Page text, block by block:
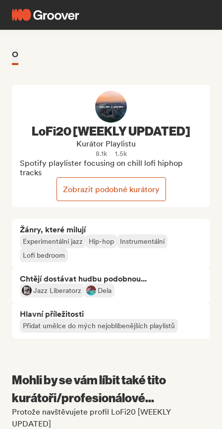
O
Žánry, které milují
Experimentální jazz Hip-hop
Instrumentální
Lofi bedroom
Chtějí dostávat hudbu podobnou...
Jazz Liberatorz Dela
Hlavní příležitosti
Přidat umělce do mých nejoblíbenějších playlistů
LoFi20 [WEEKLY UPDATED]
Kurátor Playlistu
8.1k 1.5k
Spotify playlister focusing on chill lofi hiphop
tracks
Zobrazit podobné kurátory
Mohli by se vám líbit také tito
kurátoři/profesionálové...
Protože navštěvujete profil LoFi20 [WEEKLY
UPDATED]